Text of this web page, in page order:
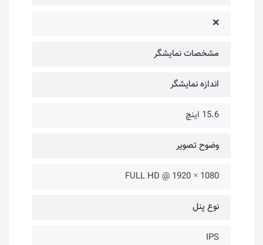
❌
مشخصات نمایشگر
اندازه نمایشگر
15.6 اینچ
وضوح تصویر
1080 × 1920 @ FULL HD
نوع پنل
IPS